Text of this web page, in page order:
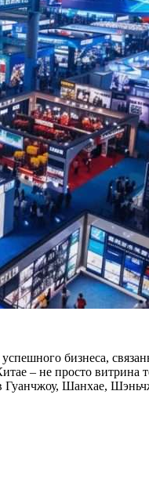
бизнеса,
– не просто
Гуанчжоу, Шанхае,